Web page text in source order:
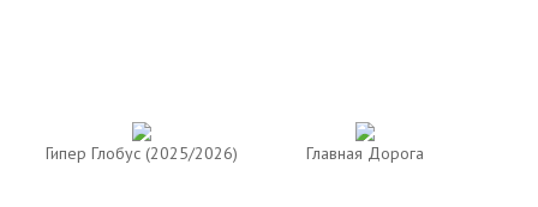
Гипер Глобус (2025/2026) Главная Дорога